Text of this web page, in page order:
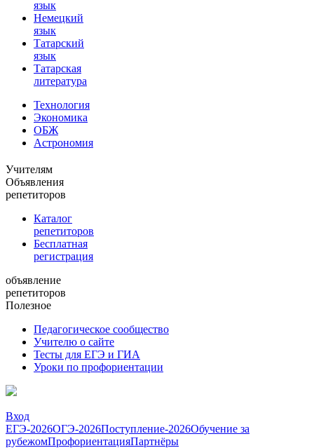
язык
Немецкий
язык
Татарский
язык
Татарская
литература
Технология
Экономика
ОБЖ
Астрономия
Учителям
Объявления
репетиторов
Каталог
репетиторов
Бесплатная
регистрация
объявление
репетиторов
Полезное
Педагогическое сообщество
Учителю о сайте
Тесты для ЕГЭ и ГИА
Уроки по профориентации
Вход
ЕГЭ-2026ОГЭ-2026Поступление-2026Обучение за
рубежомПрофориентацияПартнёры